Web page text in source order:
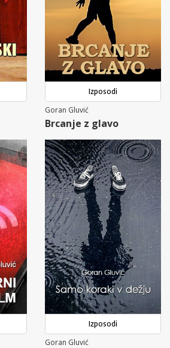
Izposodi
Goran Gluvić
Brcanje z glavo
Izposodi
Goran Gluvić